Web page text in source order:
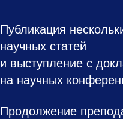
Публикация
научных статей
и выступление с
на научных
Продолжение